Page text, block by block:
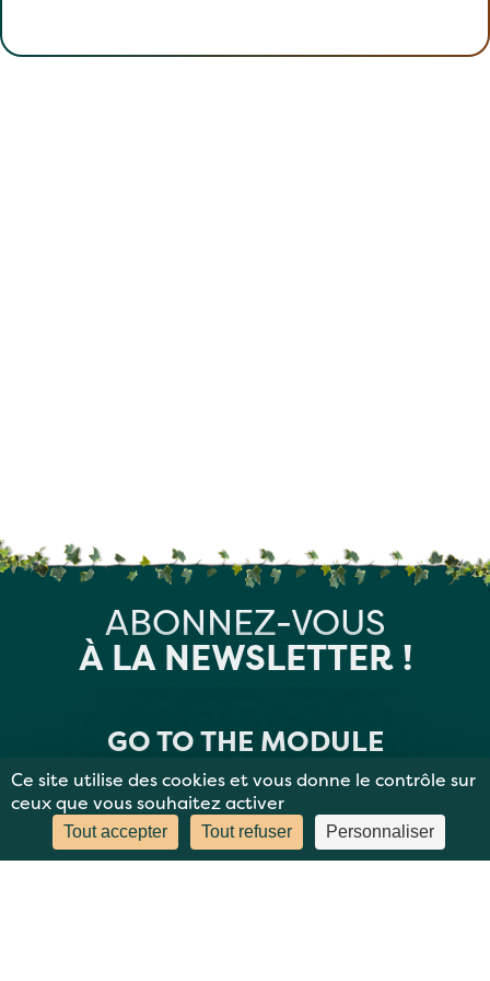
Ce site utilise des cookies et vous donne le contrôle sur
ceux que vous souhaitez activer
Tout accepter Tout refuser Personnaliser
ABONNEZ-VOUS
À LA NEWSLETTER !
GO TO THE MODULE